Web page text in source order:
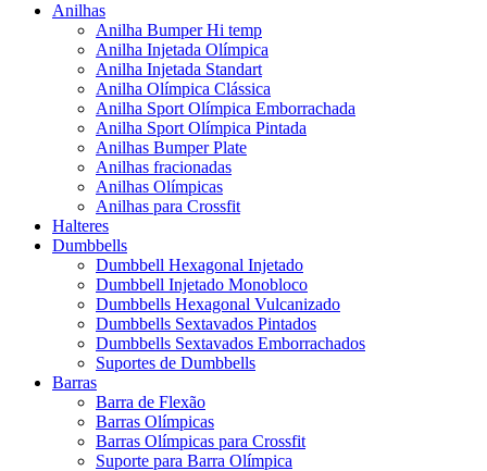
Anilhas
Anilha Bumper Hi temp
Anilha Injetada Olímpica
Anilha Injetada Standart
Anilha Olímpica Clássica
Anilha Sport Olímpica Emborrachada
Anilha Sport Olímpica Pintada
Anilhas Bumper Plate
Anilhas fracionadas
Anilhas Olímpicas
Anilhas para Crossfit
Halteres
Dumbbells
Dumbbell Hexagonal Injetado
Dumbbell Injetado Monobloco
Dumbbells Hexagonal Vulcanizado
Dumbbells Sextavados Pintados
Dumbbells Sextavados Emborrachados
Suportes de Dumbbells
Barras
Barra de Flexão
Barras Olímpicas
Barras Olímpicas para Crossfit
Suporte para Barra Olímpica